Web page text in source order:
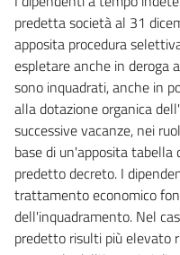
predetta società al 31
apposita procedura
espletare anche in deroga
sono inquadrati, anche in
alla dotazione organica
successive vacanze, nei
base di un'apposita tabella
predetto decreto. I
trattamento economico
dell'inquadramento. Nel
predetto risulti più elevato